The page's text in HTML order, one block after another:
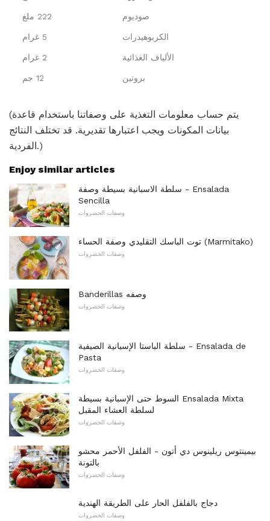
صوديوم 222 ملغ
الكربوهيدرات 5 غرام
الألياف الغذائية 2 غرام
بروتين 12 جم
(يتم حساب معلومات التغذية على وصفاتنا باستخدام قاعدة
بيانات المكونات ويجب اعتبارها تقديرية. قد تختلف النتائج
الفردية.)
Enjoy similar articles
سلطة الاسبانية بسيطة وصفة - Ensalada
Sencilla
وصفات الخضروات
توت الباسك التقليدي وصفة الحساء (Marmitako)
وصفات الخضروات
Banderillas وصفه
وصفات الخضروات
سلطة الباستا الإسبانية الصيفية - Ensalada de
Pasta
وصفات الخضروات
السوط حتى الإسبانية بسيطة Ensalada Mixta
لسلطة العشاء المقبل
وصفات الخضروات
بيمينتوس ريلينوس دي أتون - الفلفل الأحمر محشو
بالتونة
وصفات الخضروات
دجاج بالفلفل الحار على الطريقة الهندية
وصفات الخضروات